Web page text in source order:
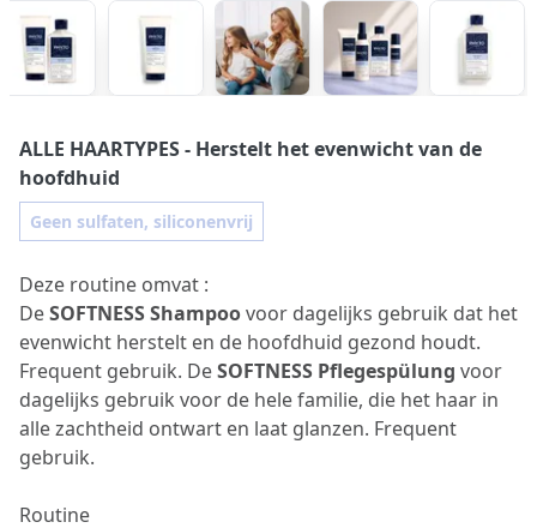
ALLE HAARTYPES- Herstelt het evenwicht van de
hoofdhuid
Geen sulfaten, siliconenvrij
Deze routine omvat :
DeSOFTNESSShampoovoor dagelijks gebruik dat het
evenwicht herstelt en de hoofdhuid gezond houdt.
Frequent gebruik. DeSOFTNESS Pflegespülung voor
dagelijks gebruik voor de hele familie, die het haar in
alle zachtheid ontwart en laat glanzen. Frequent
gebruik.
Routine